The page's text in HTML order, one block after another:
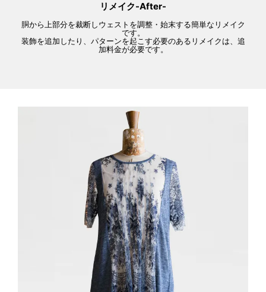
リメイク-After-
胴から上部分を裁断しウェストを調整・始末する簡単なリメイク
です。
装飾を追加したり、パターンを起こす必要のあるリメイクは、追
加料金が必要です。